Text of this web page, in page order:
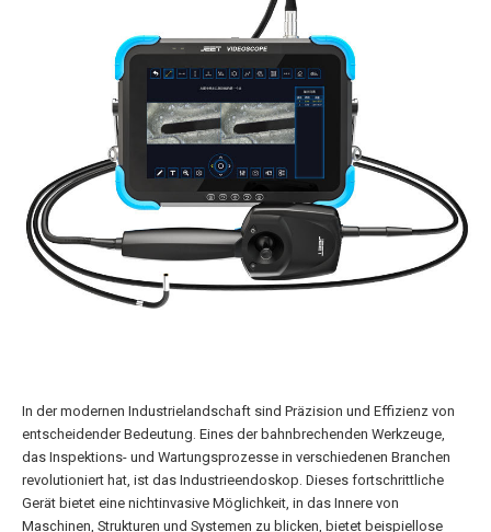
In der modernen Industrielandschaft sind Präzision und Effizienz von
entscheidender Bedeutung. Eines der bahnbrechenden Werkzeuge,
das Inspektions- und Wartungsprozesse in verschiedenen Branchen
revolutioniert hat, ist das Industrieendoskop. Dieses fortschrittliche
Gerät bietet eine nichtinvasive Möglichkeit, in das Innere von
Maschinen, Strukturen und Systemen zu blicken, bietet beispiellose